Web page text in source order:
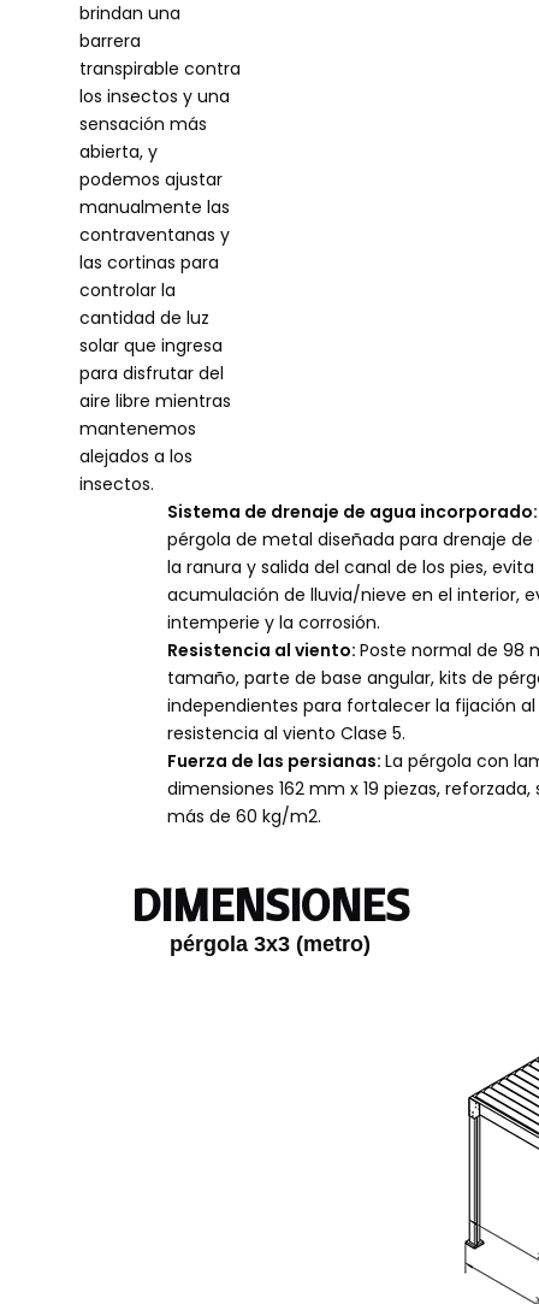
brindan una
barrera
transpirable contra
los insectos y una
sensación más
abierta, y
podemos ajustar
manualmente las
contraventanas y
las cortinas para
controlar la
cantidad de luz
solar que ingresa
para disfrutar del
aire libre mientras
mantenemos
alejados a los
insectos.
Sistema de drenaje de agua incorporado:
pérgola de metal diseñada para drenaje de
la ranura y salida del canal de los pies, evita
acumulación de lluvia/nieve en el interior,
intemperie y la corrosión.
Resistencia al viento: Poste normal de 98
tamaño, parte de base angular, kits de
independientes para fortalecer la fijación al
resistencia al viento Clase 5.
Fuerza de las persianas: La pérgola con
dimensiones 162 mm x 19 piezas,
más de 60 kg/m2.
DIMENSIONES
pérgola 3x3 (metro)